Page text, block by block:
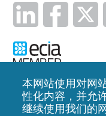
隐私政策 | Cookie
本网站使用对网
性化内容，并允
继续使用我们的